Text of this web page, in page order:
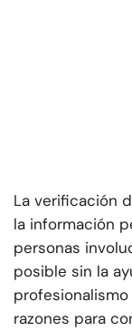
La verificación
la información
personas
posible sin la
razones para